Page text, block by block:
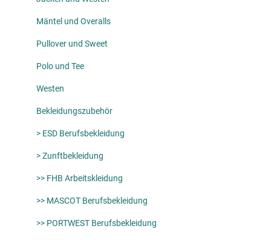
Mäntel und Overalls
Pullover und Sweet
Polo und Tee
Westen
Bekleidungszubehör
> ESD Berufsbekleidung
> Zunftbekleidung
>> FHB Arbeitskleidung
>> MASCOT Berufsbekleidung
>> PORTWEST Berufsbekleidung